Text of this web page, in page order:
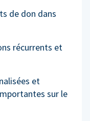
de don dans
récurrents et
et
sur le